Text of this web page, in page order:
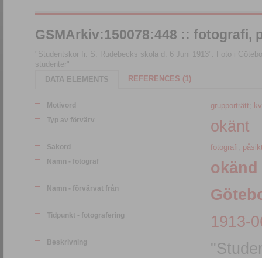
GSMArkiv:150078:448 :: fotografi,
"Studentskor fr. S. Rudebecks skola d. 6 Juni 1913". Foto i
studenter"
DATA ELEMENTS
REFERENCES (1)
Motivord grupporträtt
Typ av förvärv okänt
Sakord fotografi
Namn - fotograf okänd
Namn - förvärvat från
Tidpunkt - fotografering 1913-
Beskrivning